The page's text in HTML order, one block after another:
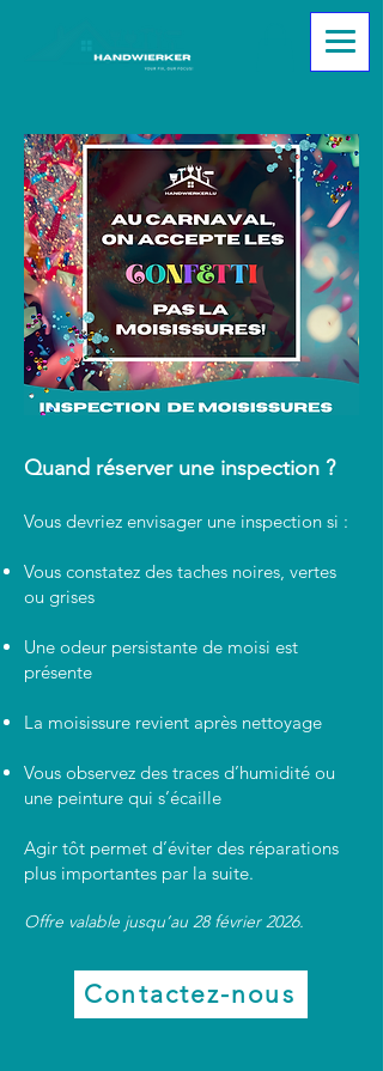
Quand réserver une inspection ?
Vous devriez envisager une inspection si :
Vous constatez des taches noires, vertes
ou grises
Une odeur persistante de moisi est
présente
La moisissure revient après nettoyage
Vous observez des traces d’humidité ou
une peinture qui s’écaille
Agir tôt permet d’éviter des réparations
plus importantes par la suite.
Offre valable jusqu’au 28 février 2026.
Contactez-nous